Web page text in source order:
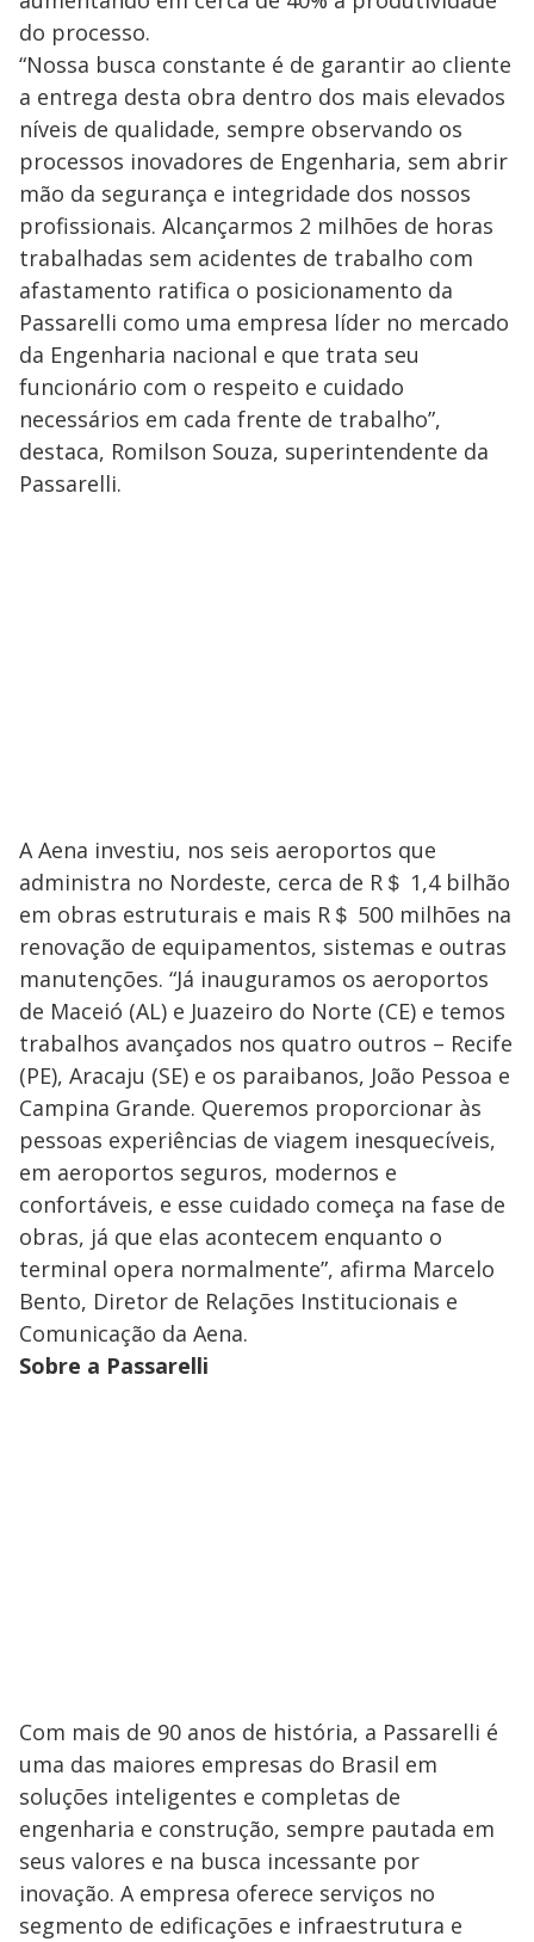
do processo.
“Nossa busca constante é de garantir ao cliente
a entrega desta obra dentro dos mais elevados
níveis de qualidade, sempre observando os
processos inovadores de Engenharia, sem abrir
mão da segurança e integridade dos nossos
profissionais. Alcançarmos 2 milhões de horas
trabalhadas sem acidentes de trabalho com
afastamento ratifica o posicionamento da
Passarelli como uma empresa líder no mercado
da Engenharia nacional e que trata seu
funcionário com o respeito e cuidado
necessários em cada frente de trabalho”,
destaca, Romilson Souza, superintendente da
Passarelli.
A Aena investiu, nos seis aeroportos que
administra no Nordeste, cerca de R＄ 1,4 bilhão
em obras estruturais e mais R＄ 500 milhões na
renovação de equipamentos, sistemas e outras
manutenções. “Já inauguramos os aeroportos
de Maceió (AL) e Juazeiro do Norte (CE) e temos
trabalhos avançados nos quatro outros – Recife
(PE), Aracaju (SE) e os paraibanos, João Pessoa e
Campina Grande. Queremos proporcionar às
pessoas experiências de viagem inesquecíveis,
em aeroportos seguros, modernos e
confortáveis, e esse cuidado começa na fase de
obras, já que elas acontecem enquanto o
terminal opera normalmente”, afirma Marcelo
Bento, Diretor de Relações Institucionais e
Comunicação da Aena.
Sobre a Passarelli
Com mais de 90 anos de história, a Passarelli é
uma das maiores empresas do Brasil em
soluções inteligentes e completas de
engenharia e construção, sempre pautada em
seus valores e na busca incessante por
inovação. A empresa oferece serviços no
segmento de edificações e infraestrutura e